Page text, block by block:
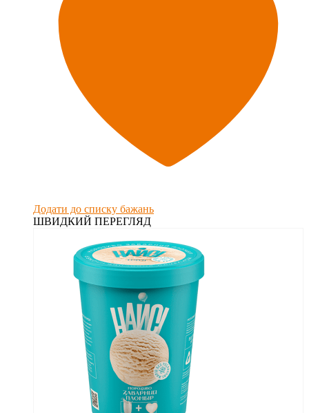
Додати до списку бажань
ШВИДКИЙ ПЕРЕГЛЯД